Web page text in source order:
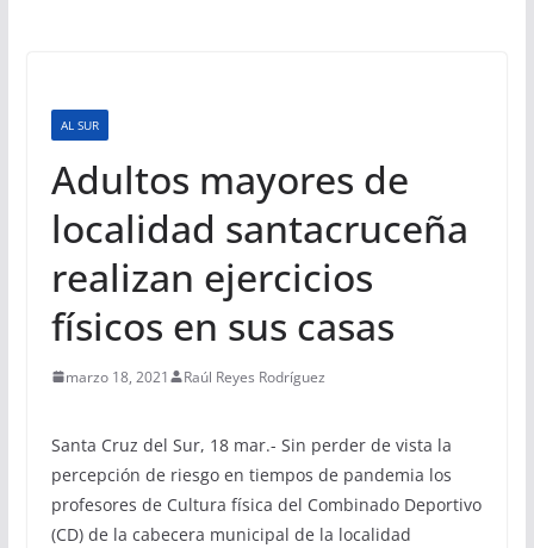
AL SUR
Adultos mayores de
localidad santacruceña
realizan ejercicios
físicos en sus casas
marzo 18, 2021 Raúl Reyes Rodríguez
Santa Cruz del Sur, 18 mar.- Sin perder de vista la
percepción de riesgo en tiempos de pandemia los
profesores de Cultura física del Combinado Deportivo
(CD) de la cabecera municipal de la localidad